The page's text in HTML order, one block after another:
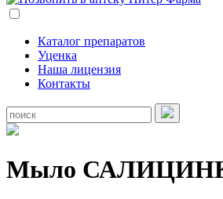
Каталог препаратов
Уценка
Наша лицензия
Контакты
Мыло САЛИЦИНК